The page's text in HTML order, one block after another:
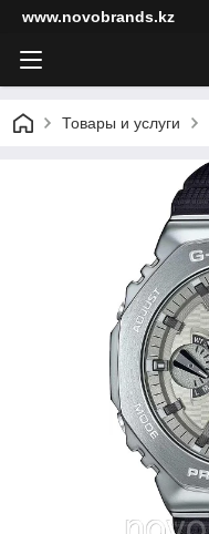
www.novobrands.kz
Товары и услуги